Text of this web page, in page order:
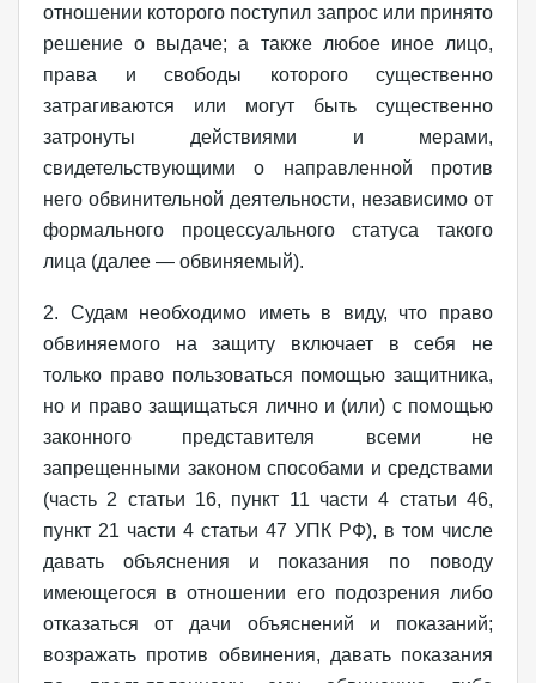
отношении которого поступил запрос или принято
решение о выдаче; а также любое иное лицо,
права и свободы которого существенно
затрагиваются или могут быть существенно
затронуты действиями и мерами,
свидетельствующими о направленной против
него обвинительной деятельности, независимо от
формального процессуального статуса такого
лица (далее — обвиняемый).
2. Судам необходимо иметь в виду, что право
обвиняемого на защиту включает в себя не
только право пользоваться помощью защитника,
но и право защищаться лично и (или) с помощью
законного представителя всеми не
запрещенными законом способами и средствами
(часть 2 статьи 16, пункт 11 части 4 статьи 46,
пункт 21 части 4 статьи 47 УПК РФ), в том числе
давать объяснения и показания по поводу
имеющегося в отношении его подозрения либо
отказаться от дачи объяснений и показаний;
возражать против обвинения, давать показания